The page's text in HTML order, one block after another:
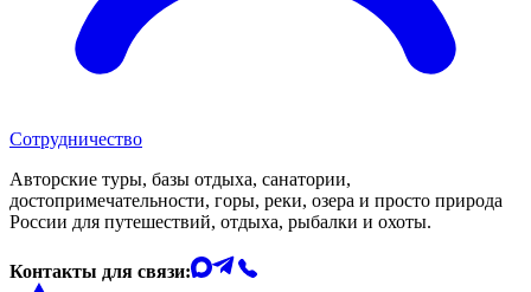
Сотрудничество
Авторские туры, базы отдыха, санатории,
достопримечательности, горы, реки, озера и просто природа
России для путешествий, отдыха, рыбалки и охоты.
Контакты для связи: